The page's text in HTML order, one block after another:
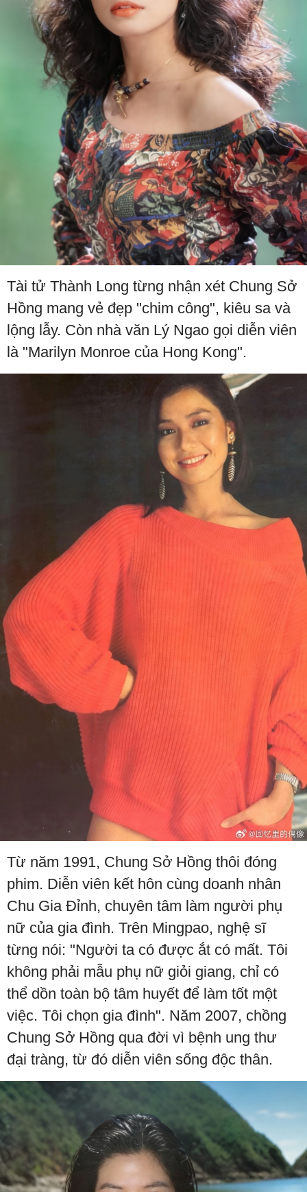
Tài tử Thành Long từng nhận xét Chung Sở
Hồng mang vẻ đẹp "chim công", kiêu sa và
lộng lẫy. Còn nhà văn Lý Ngao gọi diễn viên
là "Marilyn Monroe của Hong Kong".
Từ năm 1991, Chung Sở Hồng thôi đóng
phim. Diễn viên kết hôn cùng doanh nhân
Chu Gia Đỉnh, chuyên tâm làm người phụ
nữ của gia đình. Trên Mingpao, nghệ sĩ
từng nói: "Người ta có được ắt có mất. Tôi
không phải mẫu phụ nữ giỏi giang, chỉ có
thể dồn toàn bộ tâm huyết để làm tốt một
việc. Tôi chọn gia đình". Năm 2007, chồng
Chung Sở Hồng qua đời vì bệnh ung thư
đại tràng, từ đó diễn viên sống độc thân.